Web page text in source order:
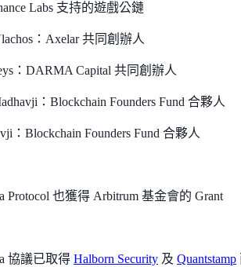
Labs 支持的遊戲公鏈
：Axelar 共同創辦人
：DARMA Capital 共同創辦人
：Blockchain Founders Fund 合夥人
：Blockchain Founders Fund 合夥人
Protocol 也獲得 Arbitrum 基金會的 Grant
協議已取得 Halborn Security 及 Quantstamp